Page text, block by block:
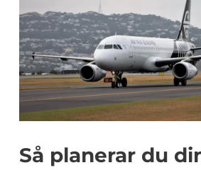
Så planerar du